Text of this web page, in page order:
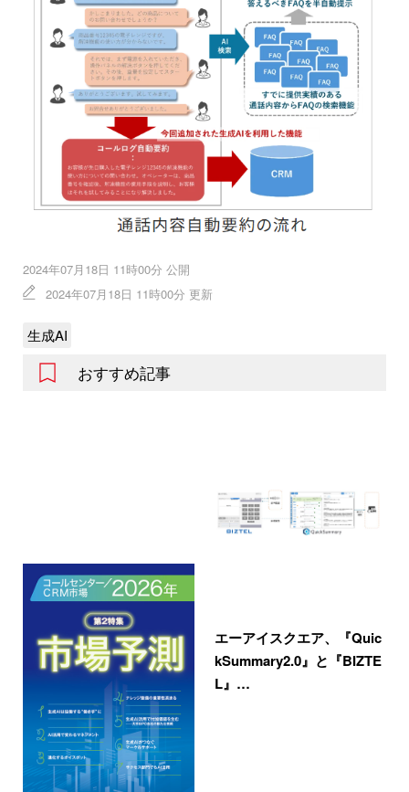
2024年07月18日 11時00分 公開
2024年07月18日 11時00分 更新
生成AI
おすすめ記事
エーアイスクエア、『Quic
kSummary2.0』と『BIZTE
L』…